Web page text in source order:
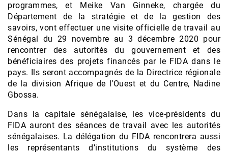
programmes, et Meike Van Ginneke, chargée du
Département de la stratégie et de la gestion des
savoirs, vont effectuer une visite officielle de travail au
Sénégal du 29 novembre au 3 décembre 2020 pour
rencontrer des autorités du gouvernement et des
bénéficiaires des projets financés par le FIDA dans le
pays. Ils seront accompagnés de la Directrice régionale
de la division Afrique de l’Ouest et du Centre, Nadine
Gbossa.
Dans la capitale sénégalaise, les vice-présidents du
FIDA auront des séances de travail avec les autorités
sénégalaises. La délégation du FIDA rencontrera aussi
les représentants d’institutions du système des